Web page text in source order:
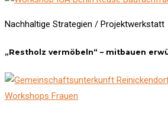
Nachhaltige Strategien / Projektwerkstatt
„Restholz vermöbeln“ – mitbauen